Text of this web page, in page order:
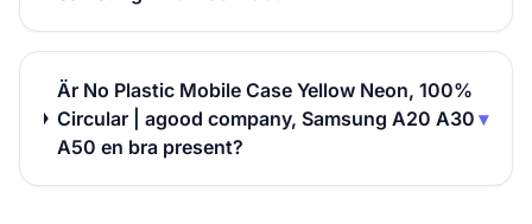
Är No Plastic Mobile Case Yellow Neon, 100%
Circular | agood company, Samsung A20 A30
A50 en bra present?
▾